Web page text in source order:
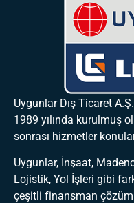
Uygunlar Dış Ticaret
1989 yılında kurulmuş
sonrası hizmetler
Uygunlar, İnşaat,
Lojistik, Yol İşleri gibi
çeşitli finansman